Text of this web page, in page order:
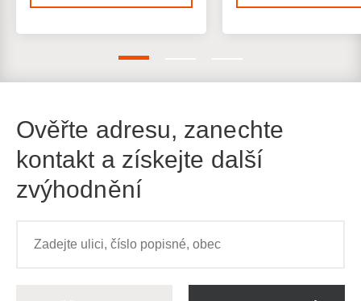
Ověřte adresu, zanechte
kontakt a získejte další
zvýhodnění